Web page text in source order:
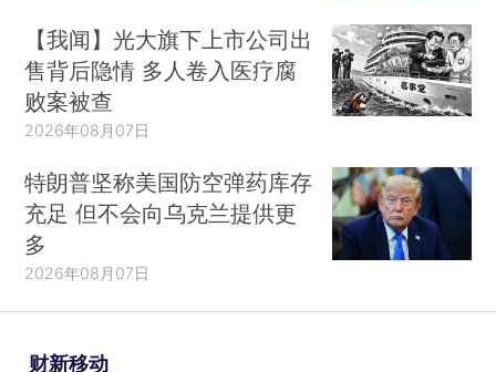
【我闻】光大旗下上市公司出
售背后隐情 多人卷入医疗腐
败案被查
2026年08月07日
特朗普坚称美国防空弹药库存
充足 但不会向乌克兰提供更
多
2026年08月07日
财新移动